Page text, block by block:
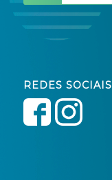
REDES SOCIAIS